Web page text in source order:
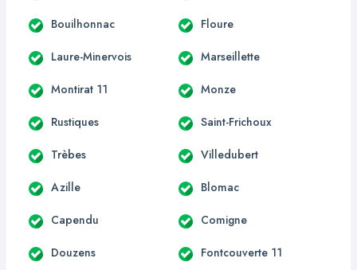
Bouilhonnac Floure
Laure-Minervois Marseillette
Montirat 11 Monze
Rustiques Saint-Frichoux
Trèbes Villedubert
Azille Blomac
Capendu Comigne
Douzens Fontcouverte 11